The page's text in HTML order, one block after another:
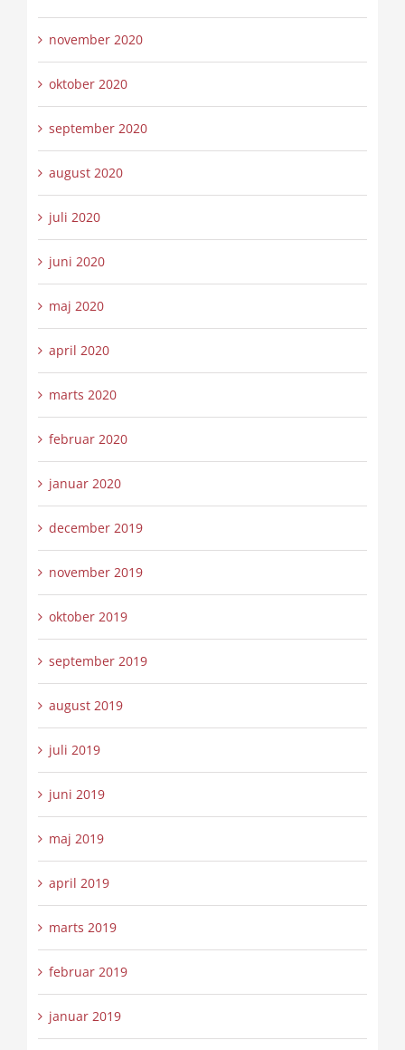
november 2020
oktober 2020
september 2020
august 2020
juli 2020
juni 2020
maj 2020
april 2020
marts 2020
februar 2020
januar 2020
december 2019
november 2019
oktober 2019
september 2019
august 2019
juli 2019
juni 2019
maj 2019
april 2019
marts 2019
februar 2019
januar 2019